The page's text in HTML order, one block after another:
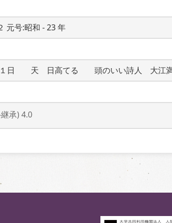
元号:昭和 - 23 年
日　　天　日高てる　　頭のいい詩人　大江
継承) 4.0